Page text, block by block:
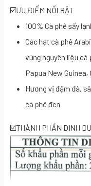
☑️ƯU ĐIỂM NỔI BẬT
100% Cà phê sấy
Các hạt cà phê
vùng nguyên liệu
Papua New
Hương vị đậm đà,
cà phê đen
☑️THÀNH PHẦN DINH